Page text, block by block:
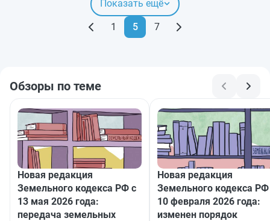
Показать ещё
1 5 7
Обзоры по теме
Новая редакция
Земельного кодекса РФ с
13 мая 2026 года:
передача земельных
Новая редакция
Земельного кодекса РФ
10 февраля 2026 года:
изменен порядок